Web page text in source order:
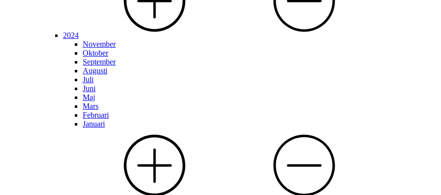
2024
November
Oktober
September
Augusti
Juli
Juni
Maj
Mars
Februari
Januari